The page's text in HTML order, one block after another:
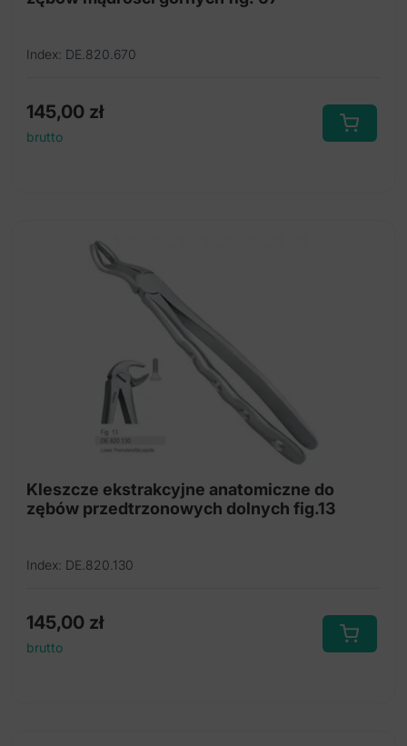
Index: DE.820.670
145,00 zł
brutto
Kleszcze ekstrakcyjne anatomiczne do
zębów przedtrzonowych dolnych fig.13
Index: DE.820.130
145,00 zł
brutto